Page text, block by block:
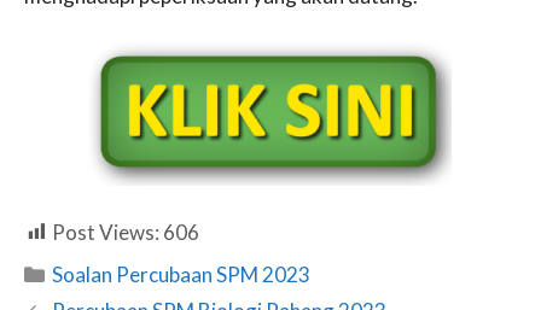
Post Views: 606
Categories
Soalan Percubaan SPM 2023